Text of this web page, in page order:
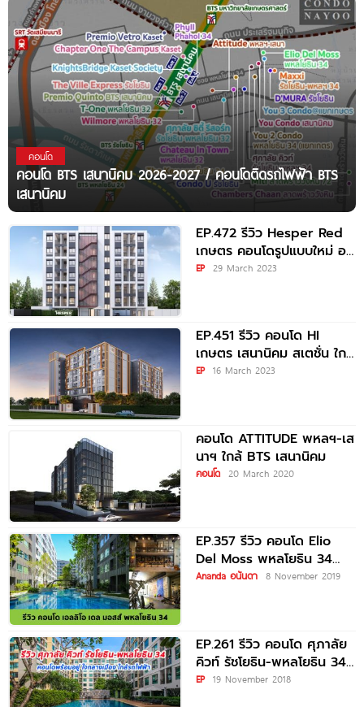
คอนโด
คอนโด BTS เสนานิคม 2026-2027 / คอนโดติดรถไฟฟ้า BTS
เสนานิคม
EP.472 รีวิว Hesper Red
เกษตร คอนโดรูปแบบใหม่ อยู่
เองก็คุ้ม ปล่อยเช่าลงทุนก็ดี
EP 29 March 2023
EP.451 รีวิว คอนโด HI
เกษตร เสนานิคม สเตชั่น ใกล้
ม.เกษตร ห่างจาก
EP 16 March 2023
คอนโด ATTITUDE พหลฯ-เส
นาฯ ใกล้ BTS เสนานิคม
คอนโด 20 March 2020
EP.357 รีวิว คอนโด Elio
Del Moss พหลโยธิน 34
ใกล้ BTS
Ananda อนันดา 8 November 2019
EP.261 รีวิว คอนโด ศุภาลัย
คิวท์ รัชโยธิน-พหลโยธิน 34
ใกล้รถไฟฟ้า BTS เสนานิคม
EP 19 November 2018